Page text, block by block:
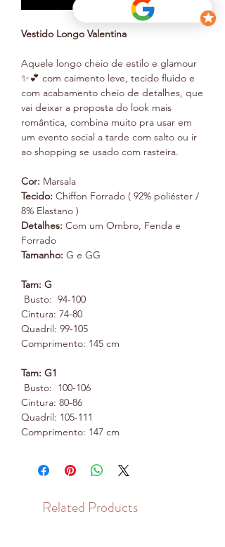
Vestido Longo Valentina
Aquele longo cheio de estilo e glamour
✨💕 com caimento leve, tecido fluido e
com acabamento cheio de detalhes, que
vai deixar a proposta do look mais
romântica, combina muito pra usar em
um evento social a tarde com salto ou ir
ao shopping se usado com rasteira.
Cor: Marsala
Tecido: Chiffon Forrado ( 92% poliéster /
8% Elastano )
Detalhes: Com um Ombro, Fenda e
Forrado
Tamanho: G e GG
Tam: G
Busto: 94-100
Cintura: 74-80
Quadril: 99-105
Comprimento: 145 cm
Tam: G1
Busto: 100-106
Cintura: 80-86
Quadril: 105-111
Comprimento: 147 cm
Related Products